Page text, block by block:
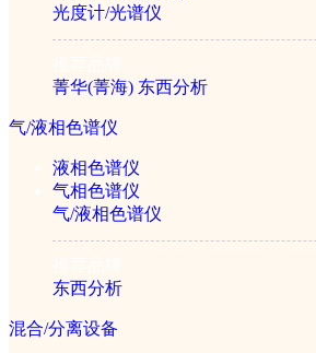
光度计/光谱仪
菁华(菁海) 东西分析
气/液相色谱仪
液相色谱仪
气相色谱仪
气/液相色谱仪
东西分析
混合/分离设备
超低温冰箱
冷冻干燥机
泵类设备
实验室真空泵
蠕动泵
气体发生器
空气发生器